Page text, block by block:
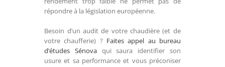
répondre à la législation européenne.
Besoin d’un audit de votre chaudière (et de
votre chaufferie) ? Faites appel au bureau
d’études Sénovaqui saura identifier son
usure et sa performance et vous préconiser